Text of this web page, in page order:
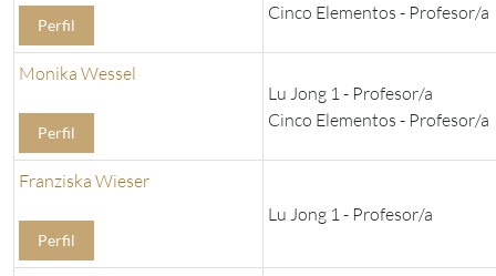
Perfil
Cinco Elementos - Profesor/a
Monika Wessel
Perfil
Lu Jong 1 - Profesor/a
Cinco Elementos - Profesor/a
Franziska Wieser
Perfil
Lu Jong 1 - Profesor/a